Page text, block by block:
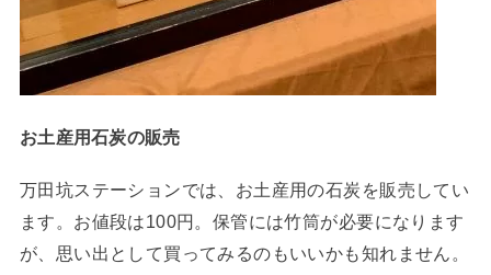
お土産用石炭の販売
万田坑ステーションでは、お土産用の石炭を販売してい
ます。お値段は100円。保管には竹筒が必要になります
が、思い出として買ってみるのもいいかも知れません。